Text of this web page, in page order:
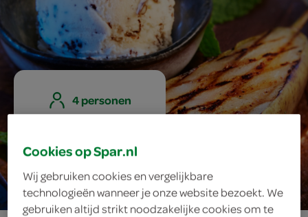
4 personen
Cookies op Spar.nl
Wij gebruiken cookies en vergelijkbare
technologieën wanneer je onze website bezoekt. We
gebruiken altijd strikt noodzakelijke cookies om te